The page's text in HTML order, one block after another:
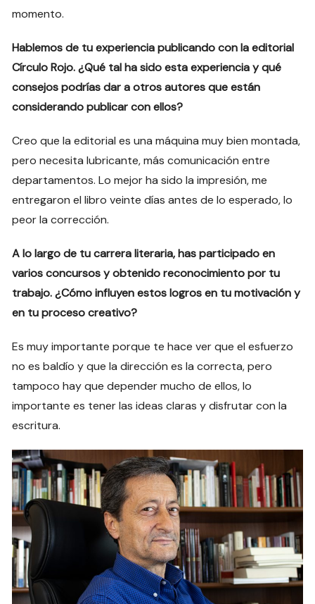
momento.
Hablemos de tu experiencia publicando con la editorial
Círculo Rojo. ¿Qué tal ha sido esta experiencia y qué
consejos podrías dar a otros autores que están
considerando publicar con ellos?
Creo que la editorial es una máquina muy bien montada,
pero necesita lubricante, más comunicación entre
departamentos. Lo mejor ha sido la impresión, me
entregaron el libro veinte días antes de lo esperado, lo
peor la corrección.
A lo largo de tu carrera literaria, has participado en
varios concursos y obtenido reconocimiento por tu
trabajo. ¿Cómo influyen estos logros en tu motivación y
en tu proceso creativo?
Es muy importante porque te hace ver que el esfuerzo
no es baldío y que la dirección es la correcta, pero
tampoco hay que depender mucho de ellos, lo
importante es tener las ideas claras y disfrutar con la
escritura.